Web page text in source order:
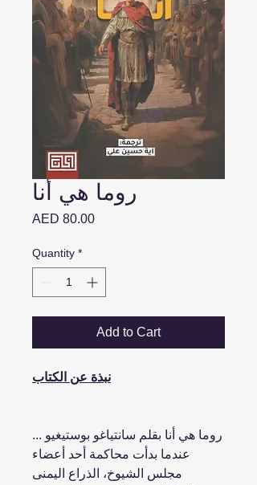
روما هي أنا
AED 80.00Price
Quantity *
Add to Cart
نبذة عن الكتاب
روما هي أنا بقلم سانتياغو بوستيغيو ...
عندما بدأت محاكمة أحد أعضاء
مجلس الشيوخ، الذراع اليمنى